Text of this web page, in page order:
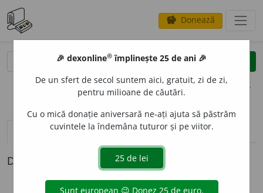
savings Donează
clear
opțiuni
definiții (1)
Definiția cu ID-ul 928478:
🎉 dexonline® împlinește 25 de ani 🎉
De un sfert de secol suntem aici, gratuit, zi de zi,
pentru milioane de căutări.
Cu o mică donație aniversară ne-ați ajuta să păstrăm
cuvintele la îndemâna tuturor și pe viitor.